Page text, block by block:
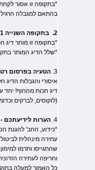
*בתקופה זו אסור
בהתאם למגבלה הרגילה (עד 5 ק"ג או שני דגים גדולים
2. בתקופה השנייה 21/5/21 עד 30/6/21
*בתקופה זו מותר דיג חכות מכלי שיט
*שלל הדיג המותר
3. הטעיה בפרסום
איסורי והגבלות הדיג
דיג חכות מהחוף! יחד
(לוקוסים, לברקים
4. הערות
*כידוע, החב' להגנת
עתירה מינהלית לביטול
שהתגייסו ותרמו
וחריפה לעתירה
כל האמור למעלה